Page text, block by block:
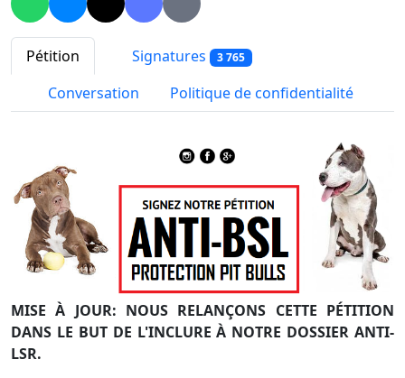
Pétition Signatures 3 765
Conversation Politique de confidentialité
MISE À JOUR: NOUS RELANÇONS CETTE PÉTITION
DANS LE BUT DE L'INCLURE À NOTRE DOSSIER ANTI-
LSR.